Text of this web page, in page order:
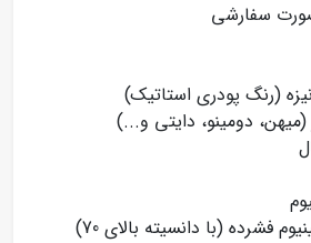
سفارشی
(رنگ پودری استاتیک)
دومینو، دایتی و...)
فشرده (با دانسیته بالای 70)